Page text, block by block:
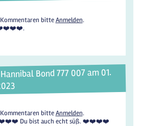
bitteAnmelden.
❤️❤️❤️❤️.
Bond 777 007 am 01.
bitteAnmelden.
Du bist auch echt süß. ❤️❤️❤️❤️